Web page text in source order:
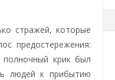
стражей, которые
предостережения:
полночный крик был
людей к прибытию